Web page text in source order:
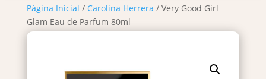
Página Inicial / Carolina Herrera / Very Good Girl
Glam Eau de Parfum 80ml